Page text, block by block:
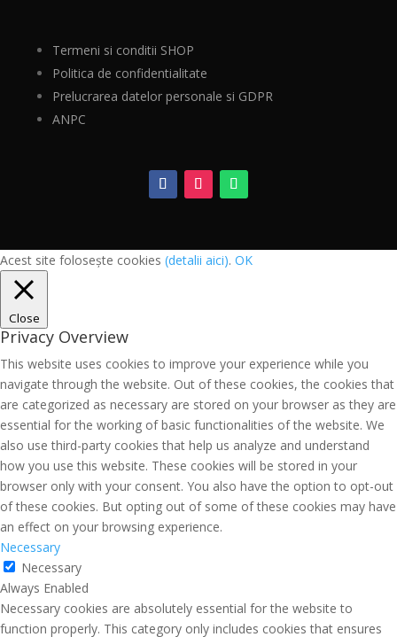
Termeni si conditii SHOP
Politica de confidentialitate
Prelucrarea datelor personale si GDPR
ANPC
Acest site folosește cookies (detalii aici). OK
Close
Privacy Overview
This website uses cookies to improve your experience while you
navigate through the website. Out of these cookies, the cookies that
are categorized as necessary are stored on your browser as they are
essential for the working of basic functionalities of the website. We
also use third-party cookies that help us analyze and understand
how you use this website. These cookies will be stored in your
browser only with your consent. You also have the option to opt-out
of these cookies. But opting out of some of these cookies may have
an effect on your browsing experience.
Necessary
Necessary
Always Enabled
Necessary cookies are absolutely essential for the website to
function properly. This category only includes cookies that ensures